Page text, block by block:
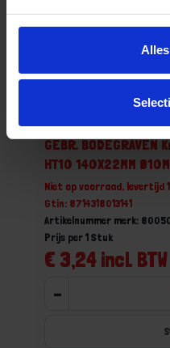
GEBR.
HT10 140X22MM
Niet op voorraad, levertijd
Gtin: 8714318013141
Artikelnummer merk:
€ 3,24 incl. BTW
Prijs per 1 Stuk
-